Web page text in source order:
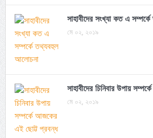
সাহাবীদের সংখ্যা কত এ
মে ০২, ২০১৯
সাহাবীদের চিনিবার উপায়
মে ০২, ২০১৯